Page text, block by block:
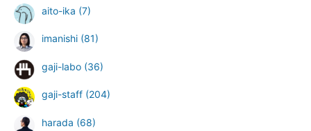
aito-ika (7)
imanishi (81)
gaji-labo (36)
gaji-staff (204)
harada (68)